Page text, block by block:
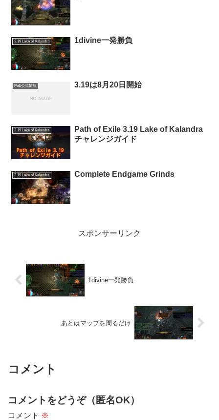
3.19 Lake of Kalandra 1divine一発勝負
PoE公式情報 3.19は8月20日開始
3.19 Lake of Kalandra
Path of Exile 3.19 Lake of Kalandra
チャレンジガイド
3.19 Lake of Kalandra Complete Endgame Grinds
スポンサーリンク
1divine一発勝負
あとはマップを周るだけ
コメント
コメントをどうぞ（匿名OK）
コメント ※